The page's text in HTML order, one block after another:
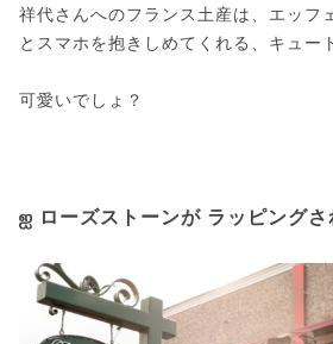
祥代さんへのフランス土産は、エッフ
とスマホを抱きしめてくれる、キュー
可愛いでしょ？
ஐ ローズストーンが ラッピングさ